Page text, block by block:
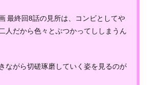
最終回8話の見所は、コンビとしてや
人だから色々とぶつかってししまうん
ながら切磋琢磨していく姿を見るのが